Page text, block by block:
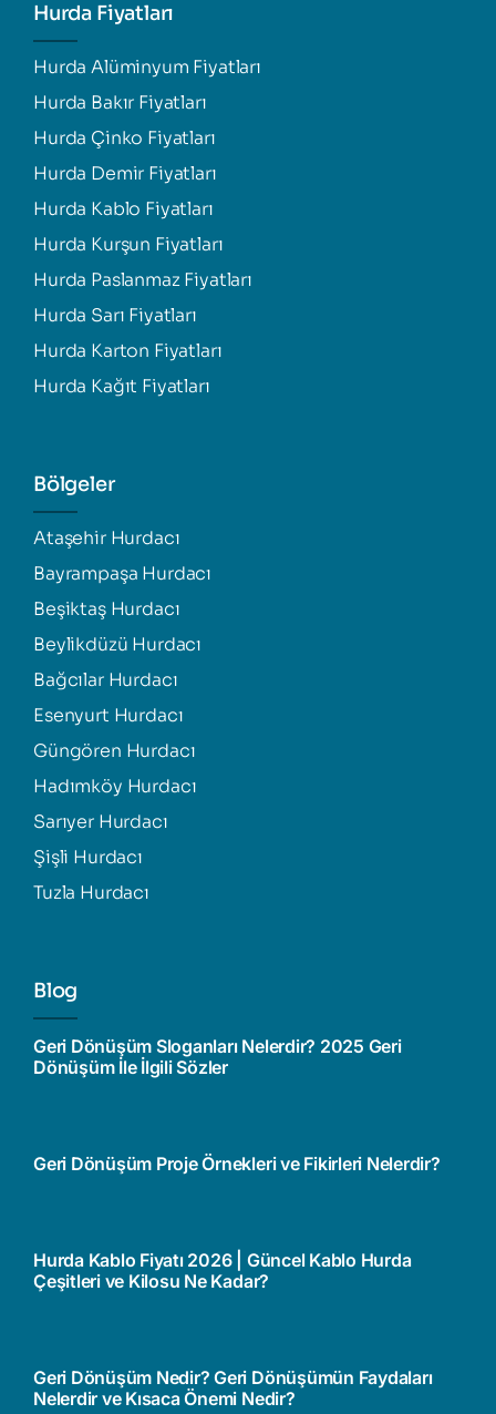
Hurda Fiyatları
Hurda Alüminyum Fiyatları
Hurda Bakır Fiyatları
Hurda Çinko Fiyatları
Hurda Demir Fiyatları
Hurda Kablo Fiyatları
Hurda Kurşun Fiyatları
Hurda Paslanmaz Fiyatları
Hurda Sarı Fiyatları
Hurda Karton Fiyatları
Hurda Kağıt Fiyatları
Bölgeler
Ataşehir Hurdacı
Bayrampaşa Hurdacı
Beşiktaş Hurdacı
Beylikdüzü Hurdacı
Bağcılar Hurdacı
Esenyurt Hurdacı
Güngören Hurdacı
Hadımköy Hurdacı
Sarıyer Hurdacı
Şişli Hurdacı
Tuzla Hurdacı
Blog
Geri Dönüşüm Sloganları Nelerdir? 2025 Geri
Dönüşüm İle İlgili Sözler
Geri Dönüşüm Proje Örnekleri ve Fikirleri Nelerdir?
Hurda Kablo Fiyatı 2026 | Güncel Kablo Hurda
Çeşitleri ve Kilosu Ne Kadar?
Geri Dönüşüm Nedir? Geri Dönüşümün Faydaları
Nelerdir ve Kısaca Önemi Nedir?